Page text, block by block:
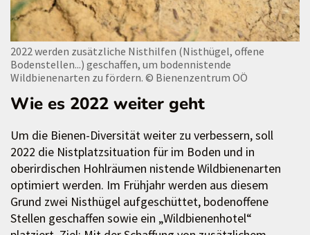
2022 werden zusätzliche Nisthilfen (Nisthügel, offene
Bodenstellen...) geschaffen, um bodennistende
Wildbienenarten zu fördern. © Bienenzentrum OÖ
Wie es 2022 weiter geht
Um die Bienen-Diversität weiter zu verbessern, soll
2022 die Nistplatzsituation für im Boden und in
oberirdischen Hohlräumen nistende Wildbienenarten
optimiert werden. Im Frühjahr werden aus diesem
Grund zwei Nisthügel aufgeschüttet, bodenoffene
Stellen geschaffen sowie ein „Wildbienenhotel“